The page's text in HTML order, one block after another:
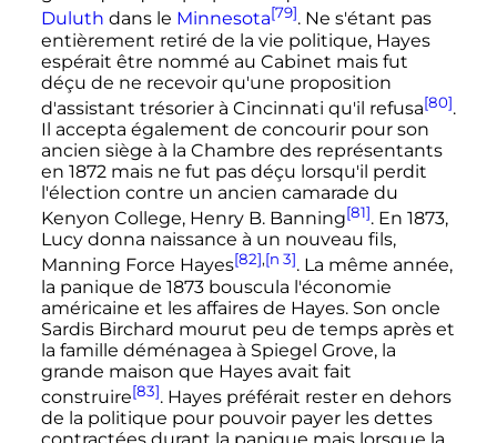
Duluth dans le Minnesota[79]. Ne s'étant pas
entièrement retiré de la vie politique, Hayes
espérait être nommé au Cabinet mais fut
déçu de ne recevoir qu'une proposition
d'assistant trésorier à Cincinnati qu'il refusa[80].
Il accepta également de concourir pour son
ancien siège à la Chambre des représentants
en 1872 mais ne fut pas déçu lorsqu'il perdit
l'élection contre un ancien camarade du
Kenyon College, Henry B. Banning[81]. En 1873,
Lucy donna naissance à un nouveau fils,
Manning Force Hayes[82],[n 3]. La même année,
la panique de 1873 bouscula l'économie
américaine et les affaires de Hayes. Son oncle
Sardis Birchard mourut peu de temps après et
la famille déménagea à Spiegel Grove, la
grande maison que Hayes avait fait
construire[83]. Hayes préférait rester en dehors
de la politique pour pouvoir payer les dettes